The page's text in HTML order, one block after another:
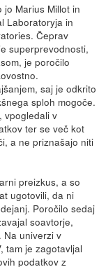
jo Marius Millot in
Laboratoryja in
Čeprav
superprevodnosti,
je poročilo
saj je odkrito
sploh mogoče.
vpogledali v
ter se več kot
a ne priznašajo niti
preizkus, a so
ugotovili, da ni
Poročilo sedaj
soavtorje,
univerzi v
tam je zagotavljal
podatkov z